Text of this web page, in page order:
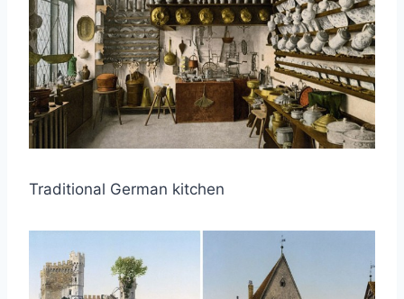
Traditional German kitchen